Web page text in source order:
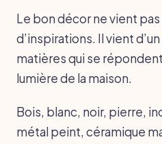
Le bon décor ne vient pas
d’inspirations. Il vient
matières qui se
lumière de la maison.
Bois, blanc, noir, pierre,
métal peint, céramique